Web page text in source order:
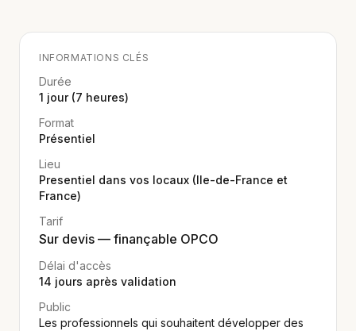
INFORMATIONS CLÉS
Durée
1 jour (7 heures)
Format
Présentiel
Lieu
Presentiel dans vos locaux (Ile-de-France et
France)
Tarif
Sur devis — finançable OPCO
Délai d'accès
14 jours après validation
Public
Les professionnels qui souhaitent développer des